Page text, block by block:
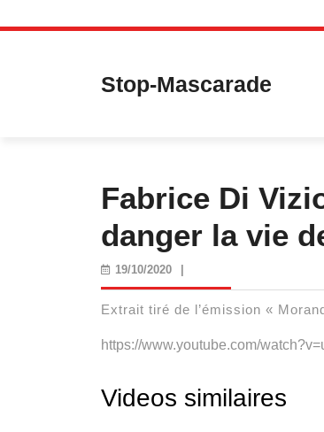
Skip
Stop-Mascarade
Fabrice Di
danger la vie
19/10/202019/10/2020
Extrait tiré de l’émission «
https://www.youtube.com/
Videos similaires